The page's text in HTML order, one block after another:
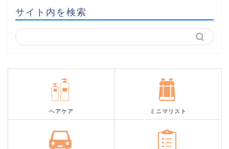
サイト内を検索
ヘアケア ミニマリスト